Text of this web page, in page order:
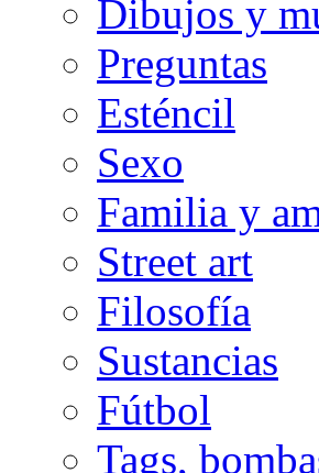
Dibujos y
Preguntas
Esténcil
Sexo
Familia y
Street art
Filosofía
Sustancias
Fútbol
Tags,